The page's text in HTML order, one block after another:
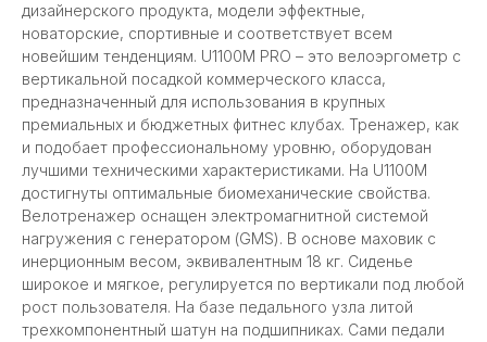
дизайнерского продукта, модели эффектные,
новаторские, спортивные и соответствует всем
новейшим тенденциям. U1100M PRO – это велоэргометр с
вертикальной посадкой коммерческого класса,
предназначенный для использования в крупных
премиальных и бюджетных фитнес клубах. Тренажер, как
и подобает профессиональному уровню, оборудован
лучшими техническими характеристиками. На U1100M
достигнуты оптимальные биомеханические свойства.
Велотренажер оснащен электромагнитной системой
нагружения с генератором (GMS). В основе маховик с
инерционным весом, эквивалентным 18 кг. Сиденье
широкое и мягкое, регулируется по вертикали под любой
рост пользователя. На базе педального узла литой
трехкомпонентный шатун на подшипниках. Сами педали